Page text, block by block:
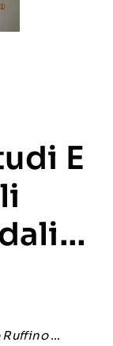
E
Ruffino…